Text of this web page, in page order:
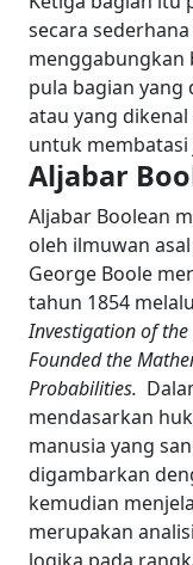
secara
menggabungkan
pula bagian
atau yang
untuk
Aljabar
Aljabar Boolean
oleh ilmuwan
George Boole
tahun 1854
Investigation of
Founded the
Probabilities.
mendasarkan
manusia yang
digambarkan
kemudian
merupakan